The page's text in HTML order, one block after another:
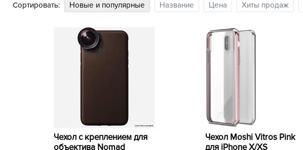
Сортировать: Новые и популярные Название Цена Хиты продаж
Чехол с креплением для
объектива Nomad
Чехол Moshi Vitros Pink
для iPhone X/XS